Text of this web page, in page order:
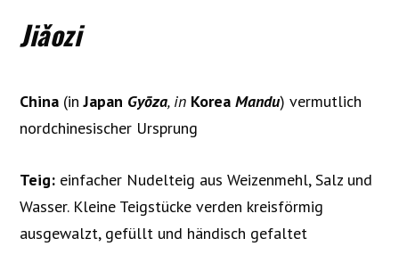
Jiǎozi
China (inJapan Gyōza, in Korea Mandu) vermutlich
nordchinesischer Ursprung
Teig: einfacher Nudelteig aus Weizenmehl, Salz und
Wasser. Kleine Teigstücke verden kreisförmig
ausgewalzt, gefüllt und händisch gefaltet